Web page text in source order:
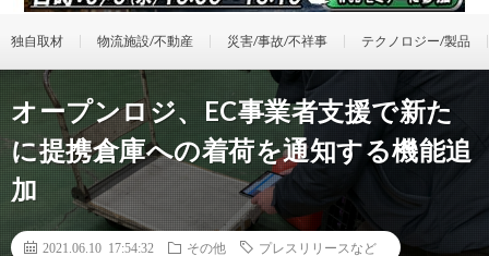
独自取材 物流施設/不動産 災害/事故/不祥事 テクノロジー/製品
オープンロジ、EC事業者支援で新た
に提携倉庫への着荷を通知する機能追
加
2021.06.10 17:54:32 その他 プレスリリースなど